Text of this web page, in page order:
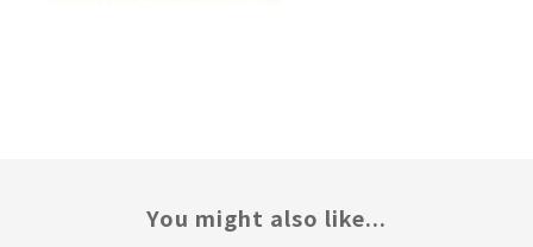
You might also like...